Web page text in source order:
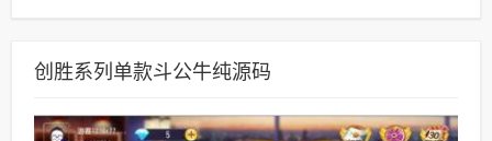
创胜系列单款斗公牛纯源码